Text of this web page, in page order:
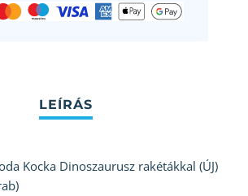
Kocka Dinoszaurusz rakétákkal (ÚJ)